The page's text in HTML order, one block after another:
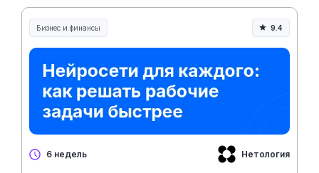
Бизнес и финансы 9.4
6 недель Нетология